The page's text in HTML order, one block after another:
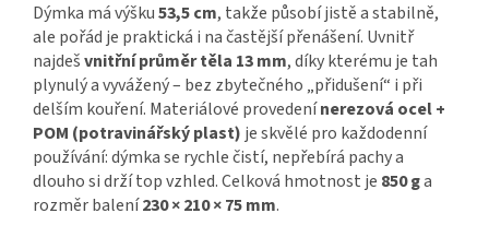
Dýmka má výšku53,5 cm, takže působí jistě a stabilně,
ale pořád je praktická i na častější přenášení. Uvnitř
najdešvnitřní průměr těla 13 mm, díky kterému je tah
plynulý a vyvážený – bez zbytečného „přidušení“ i při
delším kouření. Materiálové provedenínerezová ocel +
POM (potravinářský plast) je skvělé pro každodenní
používání: dýmka se rychle čistí, nepřebírá pachy a
dlouho si drží top vzhled. Celková hmotnost je 850 ga
rozměr balení230 × 210 × 75 mm.